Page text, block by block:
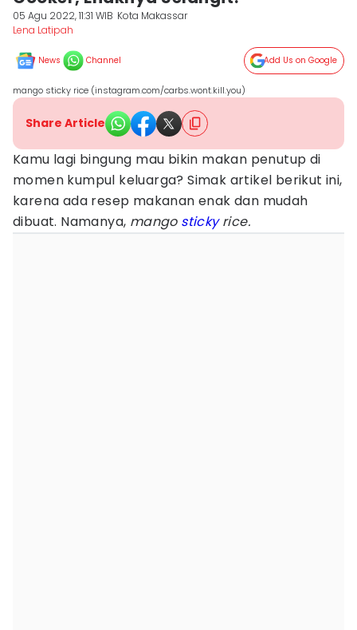
05 Agu 2022, 11:31 WIB Kota Makassar
Lena Latipah
News Channel Add Us on Google
mango sticky rice (instagram.com/carbs.wont.kill.you)
Share Article
Kamu lagi bingung mau bikin makan penutup di
momen kumpul keluarga? Simak artikel berikut ini,
karena ada resep makanan enak dan mudah
dibuat. Namanya, mango stickyrice.